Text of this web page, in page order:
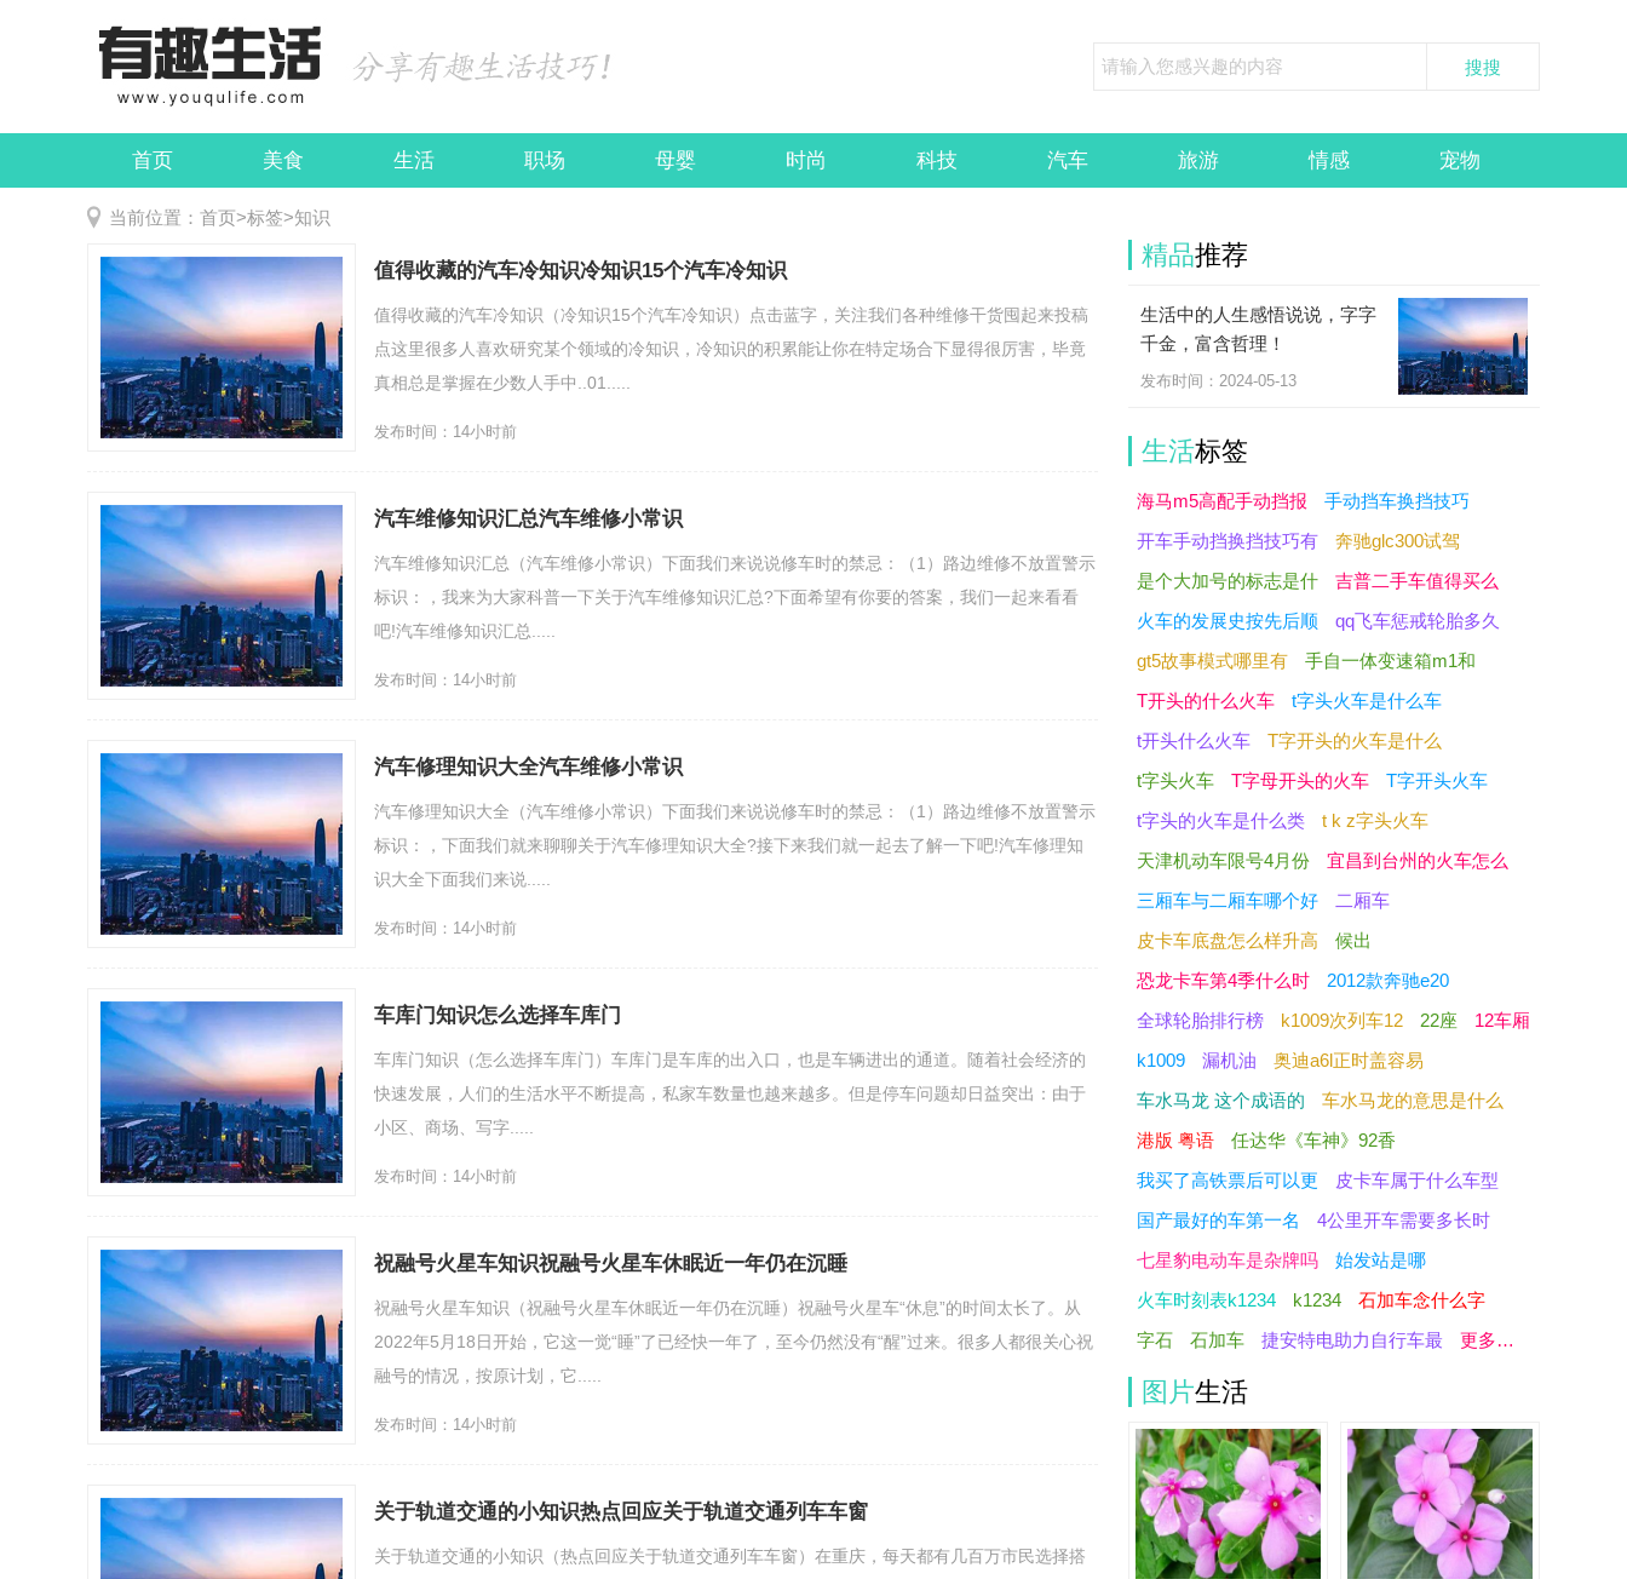
首页 美食 生活 职场 母婴 时尚 科技 汽车 旅游 情感 宠物
娱乐 民俗
当前位置： 首页>标签>知识
值得收藏的汽车冷知识冷知识15个汽车冷知识
值得收藏的汽车冷知识（冷知识15个汽车冷知识）点击蓝字，关注我们各种维修干货囤起来投稿
点这里很多人喜欢研究某个领域的冷知识，冷知识的积累能让你在特定场合下显得很厉害，毕竟
真相总是掌握在少数人手中..01.....
发布时间：14小时前
汽车维修知识汇总汽车维修小常识
汽车维修知识汇总（汽车维修小常识）下面我们来说说修车时的禁忌：（1）路边维修不放置警示
标识：，我来为大家科普一下关于汽车维修知识汇总?下面希望有你要的答案，我们一起来看看
吧!汽车维修知识汇总.....
发布时间：14小时前
汽车修理知识大全汽车维修小常识
汽车修理知识大全（汽车维修小常识）下面我们来说说修车时的禁忌：（1）路边维修不放置警示
标识：，下面我们就来聊聊关于汽车修理知识大全?接下来我们就一起去了解一下吧!汽车修理知
识大全下面我们来说.....
发布时间：14小时前
车库门知识怎么选择车库门
车库门知识（怎么选择车库门）车库门是车库的出入口，也是车辆进出的通道。随着社会经济的
快速发展，人们的生活水平不断提高，私家车数量也越来越多。但是停车问题却日益突出：由于
小区、商场、写字.....
发布时间：14小时前
祝融号火星车知识祝融号火星车休眠近一年仍在沉睡
祝融号火星车知识（祝融号火星车休眠近一年仍在沉睡）祝融号火星车“休息”的时间太长了。从
2022年5月18日开始，它这一觉“睡”了已经快一年了，至今仍然没有“醒”过来。很多人都很关心祝
融号的情况，按原计划，它.....
发布时间：14小时前
关于轨道交通的小知识热点回应关于轨道交通列车车窗
关于轨道交通的小知识（热点回应关于轨道交通列车车窗）在重庆，每天都有几百万市民选择搭
精品推荐
生活中的人生感悟说说，字字
千金，富含哲理！
发布时间：2024-05-13
生活标签
海马m5高配手动挡报
手动挡车换挡技巧
开车手动挡换挡技巧有
奔驰glc300试驾
是个大加号的标志是什
吉普二手车值得买么
火车的发展史按先后顺
qq飞车惩戒轮胎多久
gt5故事模式哪里有
手自一体变速箱m1和
T开头的什么火车
t字头火车是什么车
t开头什么火车
T字开头的火车是什么
t字头火车
T字母开头的火车
T字开头火车
t字头的火车是什么类
t k z字头火车
天津机动车限号4月份
宜昌到台州的火车怎么
三厢车与二厢车哪个好
二厢车
皮卡车底盘怎么样升高
候出
恐龙卡车第4季什么时
2012款奔驰e20
全球轮胎排行榜
k1009次列车12 22座
12车厢
k1009
漏机油
奥迪a6l正时盖容易
车水马龙 这个成语的
车水马龙的意思是什么
港版 粤语
任达华《车神》92香
我买了高铁票后可以更
皮卡车属于什么车型
国产最好的车第一名
4公里开车需要多长时
七星豹电动车是杂牌吗
始发站是哪
火车时刻表k1234
k1234
石加车念什么字
字石
石加车 捷安特电助力自行车最 更多…
图片生活